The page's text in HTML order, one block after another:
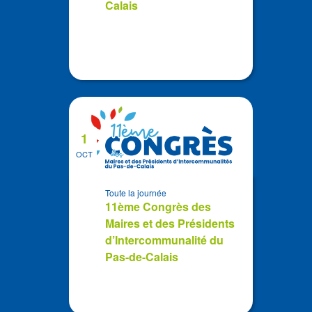
Calais
OCT
1
11ème Congrès des
Maires et des Présidents
d’Intercommunalité du
Pas-de-Calais
Toute la journée